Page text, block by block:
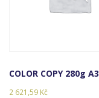
COLOR COPY 280g A3
2 621,59 Kč